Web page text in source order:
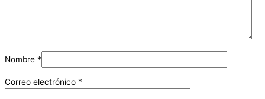
Nombre *
Correo electrónico *